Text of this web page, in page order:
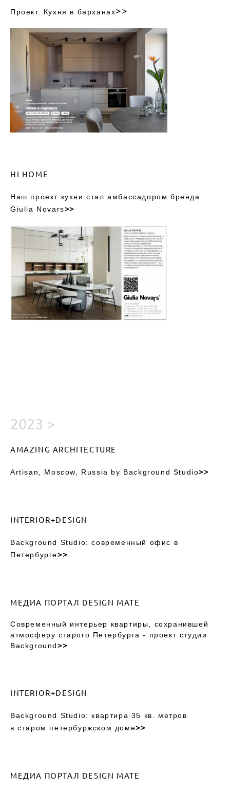
Проект. Кухня в барханах>>
HI HOME
Наш проект кухни стал амбассадором бренда
Giulia Novars>>
2023 >
AMAZING ARCHITECTURE
Artisan, Moscow, Russia by Background Studio>>
INTERIOR+DESIGN
Background Studio: современный офис в
Петербурге>>
МЕДИА ПОРТАЛ DESIGN MATE
Современный интерьер квартиры, сохранившей
атмосферу старого Петербурга - проект студии
Background>>
INTERIOR+DESIGN
Background Studio: квартира 35 кв. метров
в старом петербуржском доме>>
МЕДИА ПОРТАЛ DESIGN MATE